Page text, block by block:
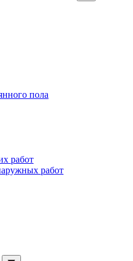
пола
работ
работ